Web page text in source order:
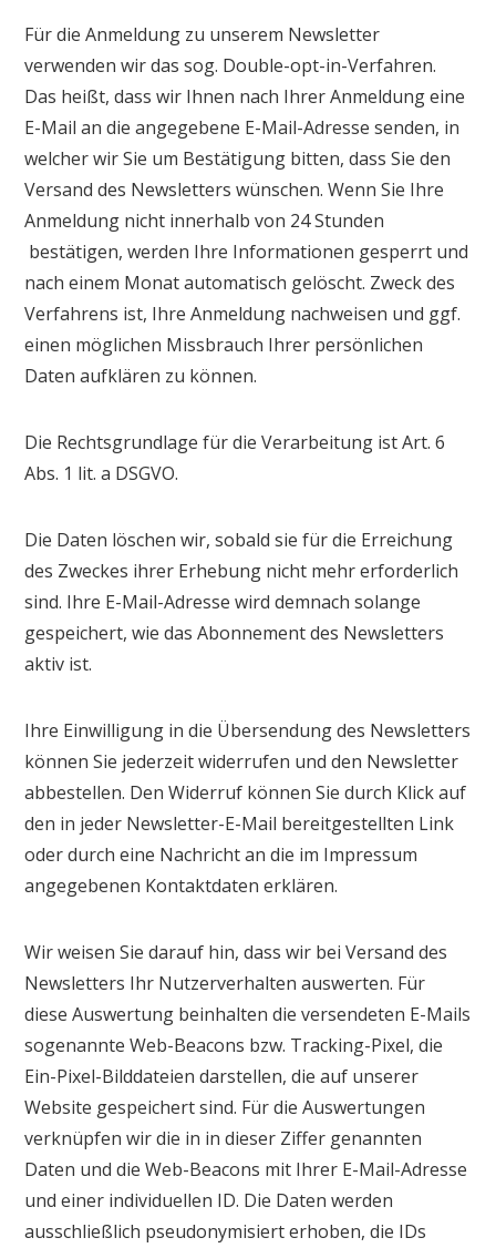
Für die Anmeldung zu unserem Newsletter
verwenden wir das sog. Double-opt-in-Verfahren.
Das heißt, dass wir Ihnen nach Ihrer Anmeldung eine
E-Mail an die angegebene E-Mail-Adresse senden, in
welcher wir Sie um Bestätigung bitten, dass Sie den
Versand des Newsletters wünschen. Wenn Sie Ihre
Anmeldung nicht innerhalb von 24 Stunden
bestätigen, werden Ihre Informationen gesperrt und
nach einem Monat automatisch gelöscht. Zweck des
Verfahrens ist, Ihre Anmeldung nachweisen und ggf.
einen möglichen Missbrauch Ihrer persönlichen
Daten aufklären zu können.
Die Rechtsgrundlage für die Verarbeitung ist Art. 6
Abs. 1 lit. a DSGVO.
Die Daten löschen wir, sobald sie für die Erreichung
des Zweckes ihrer Erhebung nicht mehr erforderlich
sind. Ihre E-Mail-Adresse wird demnach solange
gespeichert, wie das Abonnement des Newsletters
aktiv ist.
Ihre Einwilligung in die Übersendung des Newsletters
können Sie jederzeit widerrufen und den Newsletter
abbestellen. Den Widerruf können Sie durch Klick auf
den in jeder Newsletter-E-Mail bereitgestellten Link
oder durch eine Nachricht an die im Impressum
angegebenen Kontaktdaten erklären.
Wir weisen Sie darauf hin, dass wir bei Versand des
Newsletters Ihr Nutzerverhalten auswerten. Für
diese Auswertung beinhalten die versendeten E-Mails
sogenannte Web-Beacons bzw. Tracking-Pixel, die
Ein-Pixel-Bilddateien darstellen, die auf unserer
Website gespeichert sind. Für die Auswertungen
verknüpfen wir die in in dieser Ziffer genannten
Daten und die Web-Beacons mit Ihrer E-Mail-Adresse
und einer individuellen ID. Die Daten werden
ausschließlich pseudonymisiert erhoben, die IDs